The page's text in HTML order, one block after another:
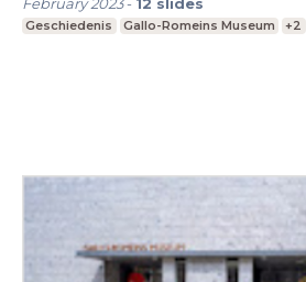
February 2023- 12 slides
Geschiedenis Gallo-Romeins Museum +2